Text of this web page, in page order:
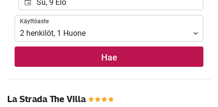
Käyttöaste
Käyttöaste
2 henkilöt, 1 Huone
Hae
La Strada The Villa